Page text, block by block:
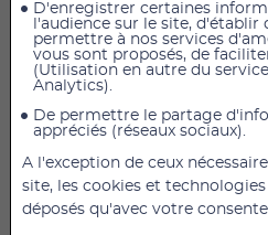
AJOUTER AU
Diffuseur d'huiles
- Pulvérisation microfine
d'humidification ultrasonique
- Adapté pour les huiles
l'eau
D'enregistrer certaines
l'audience sur le site, d'établir
permettre à nos services
vous sont proposés, de
(Utilisation en autre du
Analytics).
De permettre le partage
appréciés (réseaux sociaux).
A l'exception de ceux
site, les cookies et
déposés qu'avec votre